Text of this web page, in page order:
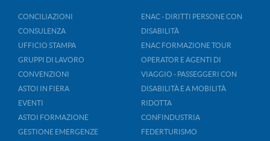
CONCILIAZIONI
CONSULENZA
UFFICIO STAMPA
GRUPPI DI LAVORO
CONVENZIONI
ASTOI IN FIERA
EVENTI
ASTOI FORMAZIONE
GESTIONE EMERGENZE
ENAC - DIRITTI PERSONE CON
DISABILITÀ
ENAC FORMAZIONE TOUR
OPERATOR E AGENTI DI
VIAGGIO - PASSEGGERI CON
DISABILITÀ E A MOBILITÀ
RIDOTTA
CONFINDUSTRIA
FEDERTURISMO